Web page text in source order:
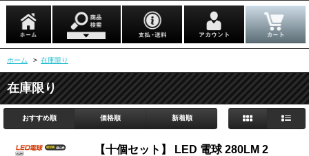
ホーム > 在庫限り
在庫限り
おすすめ順 価格順 新着順
【十個セット】 LED 電球 280LM 2